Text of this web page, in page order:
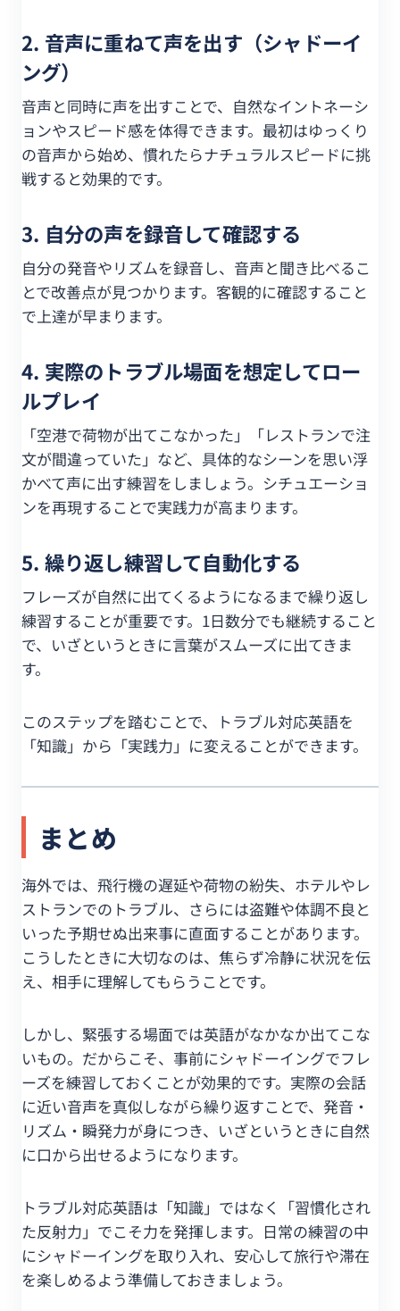
2. 音声に重ねて声を出す（シャドーイ
ング）
音声と同時に声を出すことで、自然なイントネーシ
ョンやスピード感を体得できます。最初はゆっくり
の音声から始め、慣れたらナチュラルスピードに挑
戦すると効果的です。
3. 自分の声を録音して確認する
自分の発音やリズムを録音し、音声と聞き比べるこ
とで改善点が見つかります。客観的に確認すること
で上達が早まります。
4. 実際のトラブル場面を想定してロー
ルプレイ
「空港で荷物が出てこなかった」「レストランで注
文が間違っていた」など、具体的なシーンを思い浮
かべて声に出す練習をしましょう。シチュエーショ
ンを再現することで実践力が高まります。
5. 繰り返し練習して自動化する
フレーズが自然に出てくるようになるまで繰り返し
練習することが重要です。1日数分でも継続すること
で、いざというときに言葉がスムーズに出てきま
す。
このステップを踏むことで、トラブル対応英語を
「知識」から「実践力」に変えることができます。
まとめ
海外では、飛行機の遅延や荷物の紛失、ホテルやレ
ストランでのトラブル、さらには盗難や体調不良と
いった予期せぬ出来事に直面することがあります。
こうしたときに大切なのは、焦らず冷静に状況を伝
え、相手に理解してもらうことです。
しかし、緊張する場面では英語がなかなか出てこな
いもの。だからこそ、事前にシャドーイングでフレ
ーズを練習しておくことが効果的です。実際の会話
に近い音声を真似しながら繰り返すことで、発音・
リズム・瞬発力が身につき、いざというときに自然
に口から出せるようになります。
トラブル対応英語は「知識」ではなく「習慣化され
た反射力」でこそ力を発揮します。日常の練習の中
にシャドーイングを取り入れ、安心して旅行や滞在
を楽しめるよう準備しておきましょう。